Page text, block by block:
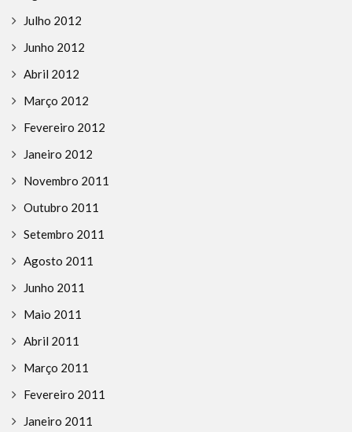
Julho 2012
Junho 2012
Abril 2012
Março 2012
Fevereiro 2012
Janeiro 2012
Novembro 2011
Outubro 2011
Setembro 2011
Agosto 2011
Junho 2011
Maio 2011
Abril 2011
Março 2011
Fevereiro 2011
Janeiro 2011